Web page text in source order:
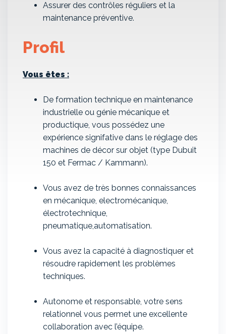
Assurer des contrôles réguliers et la
maintenance préventive.
Profil
Vous êtes :
De formation technique en maintenance
industrielle ou génie mécanique et
productique, vous possédez une
expérience signifative dans le réglage des
machines de décor sur objet (type Dubuit
150 et Fermac / Kammann).
Vous avez de très bonnes connaissances
en mécanique, electromécanique,
électrotechnique,
pneumatique,automatisation.
Vous avez la capacité à diagnostiquer et
résoudre rapidement les problèmes
techniques.
Autonome et responsable, votre sens
relationnel vous permet une excellente
collaboration avec l’équipe.